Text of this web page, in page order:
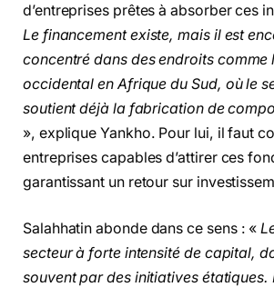
d’entreprises prêtes à absorber ces
Le financement existe, mais il est
concentré dans des endroits comme
occidental en Afrique du Sud, où le
soutient déjà la fabrication de
», explique Yankho. Pour lui, il faut
entreprises capables d’attirer ces
garantissant un retour sur
Salahhatin abonde dans ce sens : «
secteur à forte intensité de capital,
souvent par des initiatives étatiques.